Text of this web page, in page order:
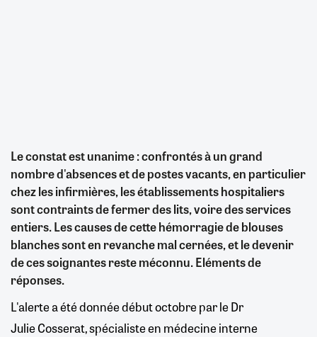
Le constat est unanime : confrontés à un grand
nombre d'absences et de postes vacants, en particulier
chez les infirmières, les établissements hospitaliers
sont contraints de fermer des lits, voire des services
entiers. Les causes de cette hémorragie de blouses
blanches sont en revanche mal cernées, et le devenir
de ces soignantes reste méconnu. Eléments de
réponses.
L'alerte a été donnée début octobre par le Dr
Julie Cosserat, spécialiste en médecine interne